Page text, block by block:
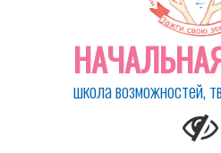
школа возможностей,